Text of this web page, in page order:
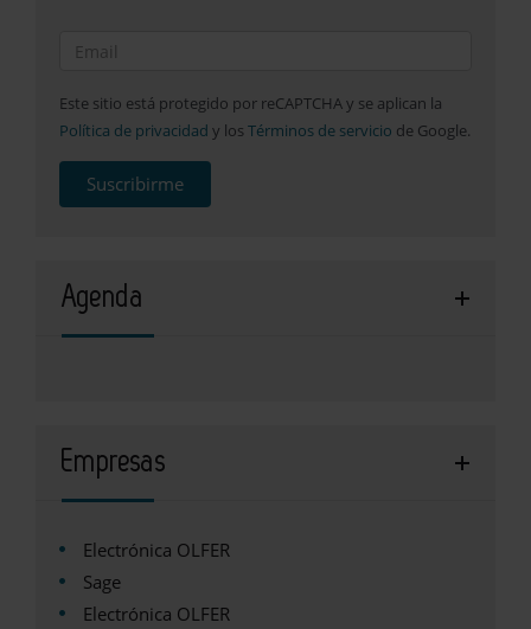
Este sitio está protegido por reCAPTCHA y se aplican la
Política de privacidad y los Términos de servicio de Google.
Suscribirme
Agenda
Empresas
Electrónica OLFER
Sage
Electrónica OLFER